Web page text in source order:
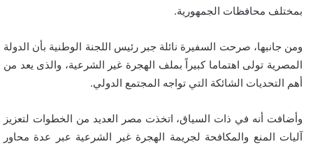
بمختلف محافظات الجمهورية.
ومن جانبها، صرحت السفيرة نائلة جبر رئيس اللجنة الوطنية بأن الدولة
المصرية تولى اهتماما كبيراً بملف الهجرة غير الشرعية، والذى يعد من
أهم التحديات الشائكة التي تواجه المجتمع الدولي.
وأضافت أنه في ذات السياق، اتخذت مصر العديد من الخطوات لتعزيز
آليات المنع والمكافحة لجريمة الهجرة غير الشرعية عبر عدة محاور